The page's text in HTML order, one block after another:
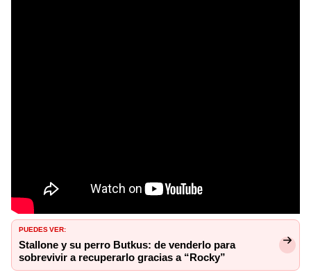
PUEDES VER:
Stallone y su perro Butkus: de venderlo para
sobrevivir a recuperarlo gracias a “Rocky”